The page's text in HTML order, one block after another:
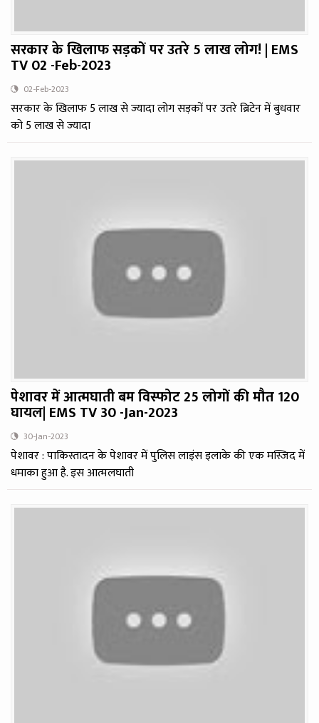
सरकार के खिलाफ सड़कों पर उतरे 5 लाख लोग! | EMS
TV 02 -Feb-2023
02-Feb-2023
सरकार के खिलाफ 5 लाख से ज्यादा लोग सड़कों पर उतरे ब्रिटेन में बुधवार
को 5 लाख से ज्यादा
पेशावर में आत्मघाती बम विस्फोट 25 लोगों की मौत 120
घायल| EMS TV 30 -Jan-2023
30-Jan-2023
पेशावर : पाकिस्तादन के पेशावर में पुलिस लाइंस इलाके की एक मस्जिद में
धमाका हुआ है. इस आत्मलघाती